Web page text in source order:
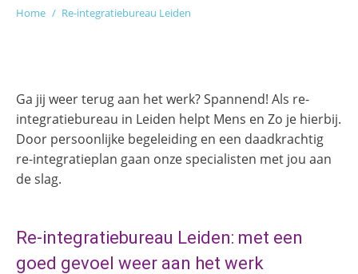
Home Re-integratiebureau Leiden
Ga jij weer terug aan het werk? Spannend! Als re-
integratiebureau in Leiden helpt Mens en Zo je hierbij.
Door persoonlijke begeleiding en een daadkrachtig
re-integratieplan gaan onze specialisten met jou aan
de slag.
Re-integratiebureau Leiden: met een
goed gevoel weer aan het werk